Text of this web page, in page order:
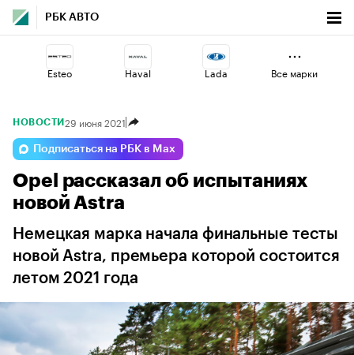
РБК АВТО
Esteo Haval Lada
Voyah Geely
Omoda Changan Jaecoo
Все марки
НОВОСТИ 29 июня 2021
Подписаться на РБК в Max
Opel рассказал об испытаниях
новой Astra
Немецкая марка начала финальные тесты
новой Astra, премьера которой состоится
летом 2021 года